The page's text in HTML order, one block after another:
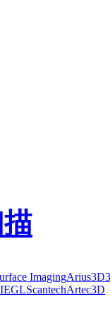
ImagingArius3D
ScantechArtec3D